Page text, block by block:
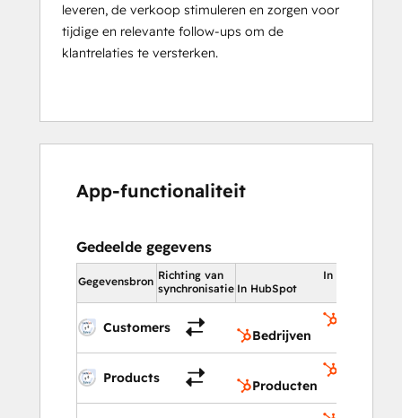
leveren, de verkoop stimuleren en zorgen voor
tijdige en relevante follow-ups om de
klantrelaties te versterken.
App-functionaliteit
Gedeelde gegevens
Gegevensbron Richting van
synchronisatie
In HubSpot
In HubSpot
Customers
Bedrijven
Products
Producten